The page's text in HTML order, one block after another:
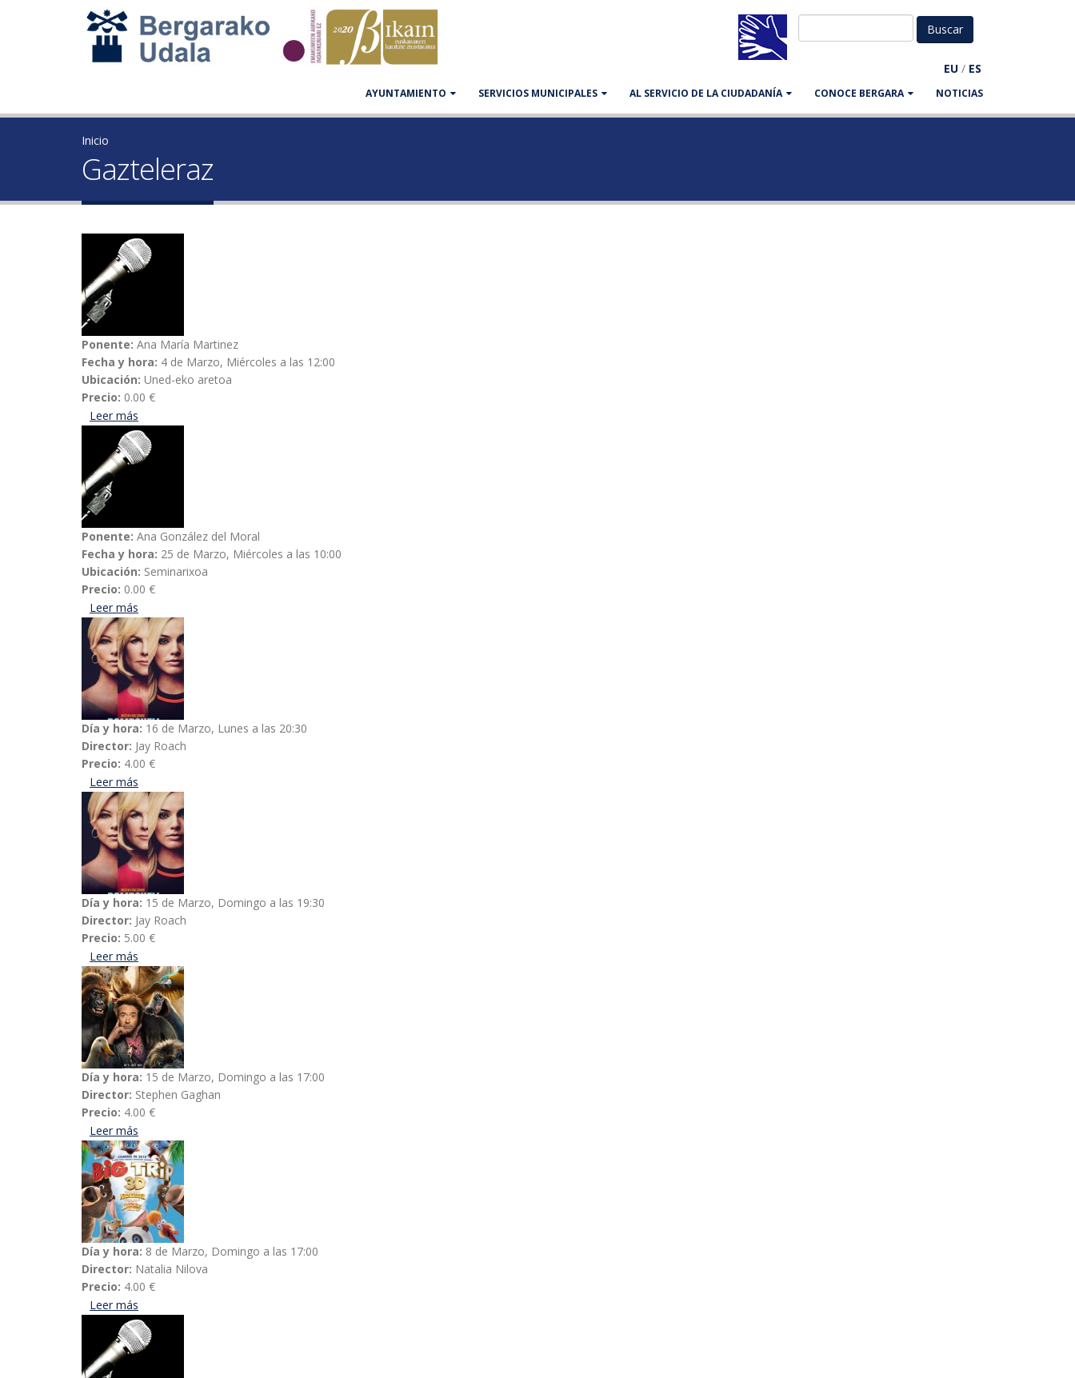
EU / ES
AYUNTAMIENTO SERVICIOS MUNICIPALES AL SERVICIO DE LA CIUDADANÍA CONOCE BERGARA NOTICIAS
Inicio
Gazteleraz
Ponente: Ana María Martinez
Fecha y hora: 4 de Marzo, Miércoles a las 12:00
Ubicación: Uned-eko aretoa
Precio: 0.00 €
Leer más
Ponente: Ana González del Moral
Fecha y hora: 25 de Marzo, Miércoles a las 10:00
Ubicación: Seminarixoa
Precio: 0.00 €
Leer más
Día y hora: 16 de Marzo, Lunes a las 20:30
Director: Jay Roach
Precio: 4.00 €
Leer más
Día y hora: 15 de Marzo, Domingo a las 19:30
Director: Jay Roach
Precio: 5.00 €
Leer más
Día y hora: 15 de Marzo, Domingo a las 17:00
Director: Stephen Gaghan
Precio: 4.00 €
Leer más
Día y hora: 8 de Marzo, Domingo a las 17:00
Director: Natalia Nilova
Precio: 4.00 €
Leer más